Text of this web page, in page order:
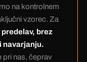
kontrole
na kontrolnem
vzorec. Za
predelav, brez
navarjanju.
pri nas, čeprav